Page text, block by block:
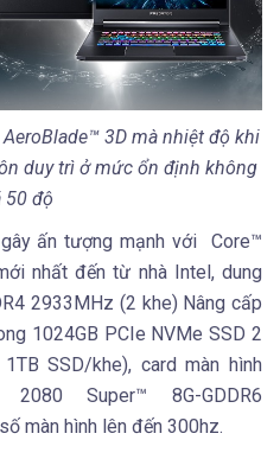
3D mà nhiệt độ khi
duy trì ở mức ổn định không
50 độ
ấn tượng mạnh với Core™
nhất đến từ nhà Intel, dung
2933MHz (2 khe) Nâng cấp
1024GB PCIe NVMe SSD 2
SSD/khe), card màn hình
Super™ 8G-GDDR6
màn hình lên đến 300hz.